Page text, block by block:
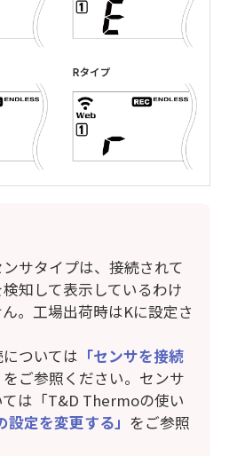
サタイプは、接続されて
知して表示しているわけ
。工場出荷時はKに設定さ
ついては 「センサを接続
をご参照ください。センサ
は「T&D Thermoの使い
設定を変更する」 をご参照